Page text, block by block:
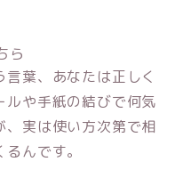
ら
言葉、あなたは正しく
ルや手紙の結びで何気
実は使い方次第で相
んです。